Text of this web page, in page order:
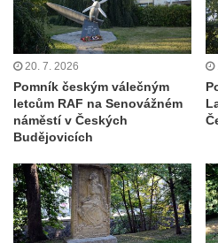
Kenotaf Franze Ruseho na
Teplicích nad Metují
v Teplicích nad Metují
Hrob Waltera Hilleho na hřbitově
Kenotaf Oskara Ringelhana na
Benešově nad Ploučnicí
Kenotaf Augusta Michela na
20. 7. 2026
Pomník českým válečným
letcům RAF na Senovážném
náměstí v Českých
Budějovicích